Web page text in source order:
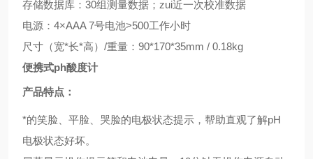
存储数据库： 30组测量数据；zui近一次校准数据
电源： 4×AAA 7号电池>500工作小时
尺寸（宽*长*高） /重量： 90*170*35mm / 0.18kg
便携式ph酸度计
产品特点：
*的笑脸、平脸、哭脸的电极状态提示，帮助直观了解pH
电极状态好坏。